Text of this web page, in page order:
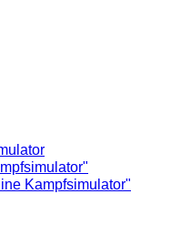
Kampfsimulator"